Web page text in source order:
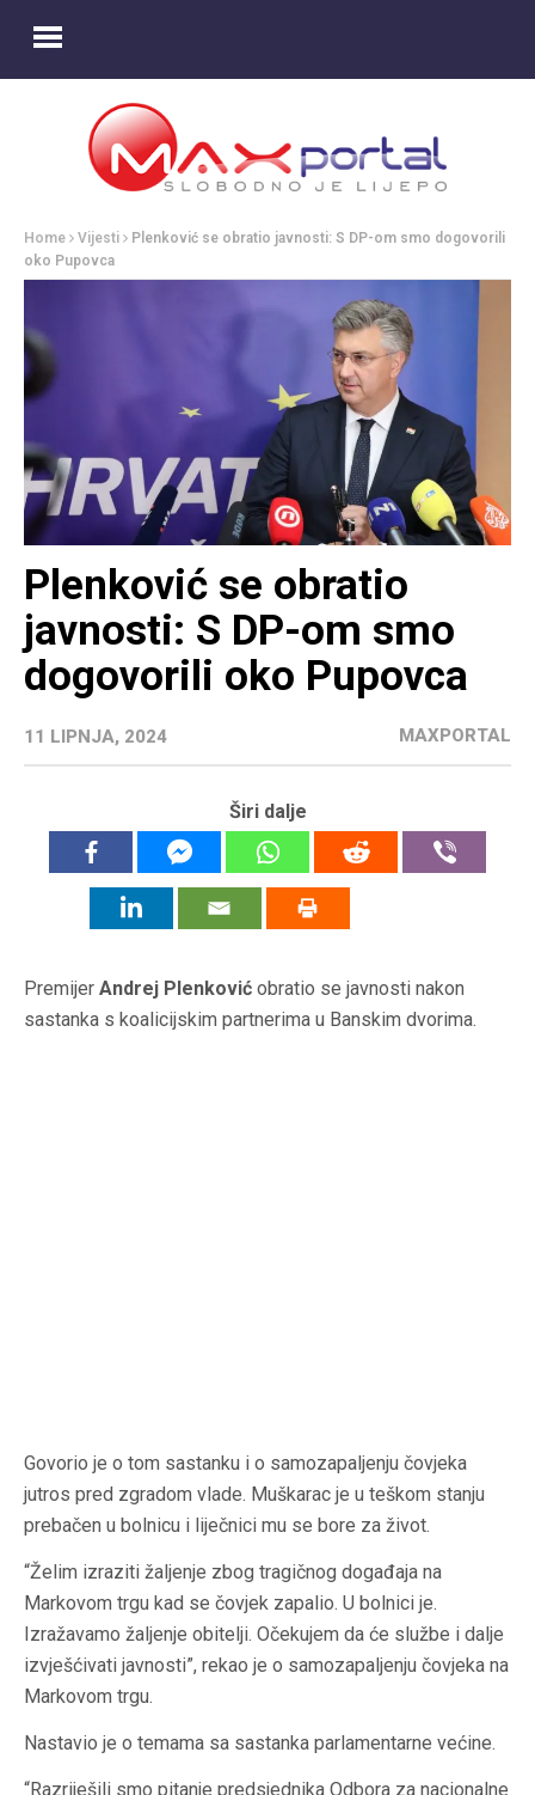
Home Vijesti
Plenković se obratio javnosti: S DP-om smo dogovorili
oko Pupovca
Plenković se obratio
javnosti: S DP-om smo
dogovorili oko Pupovca
11 LIPNJA, 2024 MAXPORTAL
Širi dalje
Premijer Andrej Plenković obratio se javnosti nakon
sastanka s koalicijskim partnerima u Banskim dvorima.
Govorio je o tom sastanku i o samozapaljenju čovjeka
jutros pred zgradom vlade. Muškarac je u teškom stanju
prebačen u bolnicu i liječnici mu se bore za život.
“Želim izraziti žaljenje zbog tragičnog događaja na
Markovom trgu kad se čovjek zapalio. U bolnici je.
Izražavamo žaljenje obitelji. Očekujem da će službe i dalje
izvješćivati javnosti”, rekao je o samozapaljenju čovjeka na
Markovom trgu.
Nastavio je o temama sa sastanka parlamentarne većine.
“Razriješili smo pitanje predsjednika Odbora za nacionalne